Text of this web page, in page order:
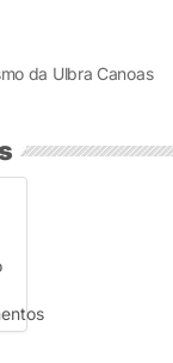
da Ulbra Canoas